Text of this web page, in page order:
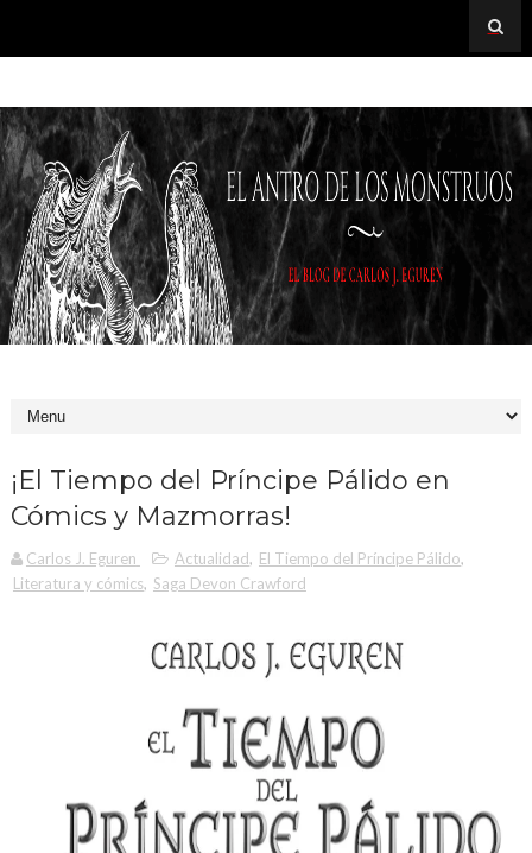
¡El Tiempo del Príncipe Pálido en
Cómics y Mazmorras!
Carlos J. Eguren Actualidad, El Tiempo del Príncipe Pálido,
Literatura y cómics, Saga Devon Crawford